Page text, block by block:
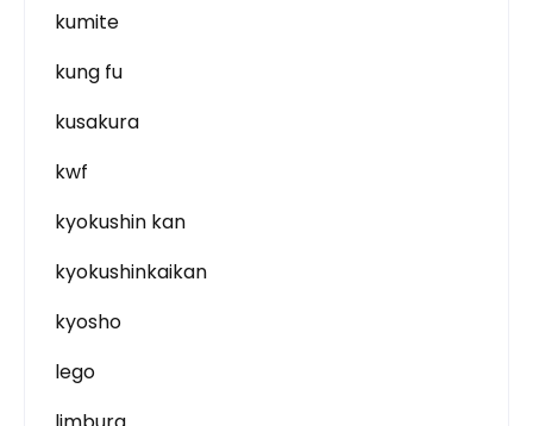
kumite
kung fu
kusakura
kwf
kyokushin kan
kyokushinkaikan
kyosho
lego